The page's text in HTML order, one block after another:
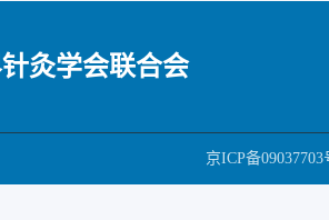
灸学会联合会
京ICP备09037703